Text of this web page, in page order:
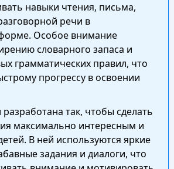
навыки чтения, письма,
речи в
Особое внимание
словарного запаса и
грамматических правил, что
прогрессу в освоении
разработана так, чтобы сделать
максимально интересным и
В ней используются яркие
задания и диалоги, что